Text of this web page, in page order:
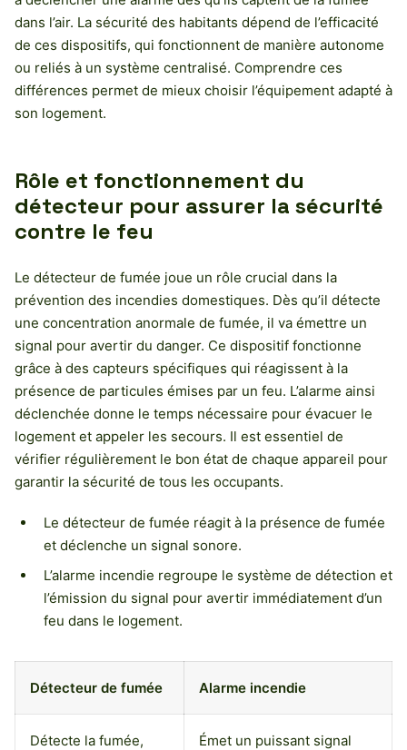
dans l’air. La sécurité des habitants dépend de l’efficacité
de ces dispositifs, qui fonctionnent de manière autonome
ou reliés à un système centralisé. Comprendre ces
différences permet de mieux choisir l’équipement adapté à
son logement.
Rôle et fonctionnement du
détecteur pour assurer la sécurité
contre le feu
Le détecteur de fumée joue un rôle crucial dans la
prévention des incendies domestiques. Dès qu’il détecte
une concentration anormale de fumée, il va émettre un
signal pour avertir du danger. Ce dispositif fonctionne
grâce à des capteurs spécifiques qui réagissent à la
présence de particules émises par un feu. L’alarme ainsi
déclenchée donne le temps nécessaire pour évacuer le
logement et appeler les secours. Il est essentiel de
vérifier régulièrement le bon état de chaque appareil pour
garantir la sécurité de tous les occupants.
Le détecteur de fumée réagit à la présence de fumée
et déclenche un signal sonore.
L’alarme incendie regroupe le système de détection et
l’émission du signal pour avertir immédiatement d’un
feu dans le logement.
Détecteur de fumée Alarme incendie
Détecte la fumée,
Émet un puissant signal